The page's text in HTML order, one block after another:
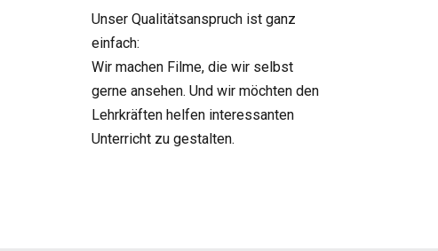
Unser Qualitätsanspruch ist ganz
einfach:
Wir machen Filme, die wir selbst
gerne ansehen. Und wir möchten den
Lehrkräften helfen interessanten
Unterricht zu gestalten.